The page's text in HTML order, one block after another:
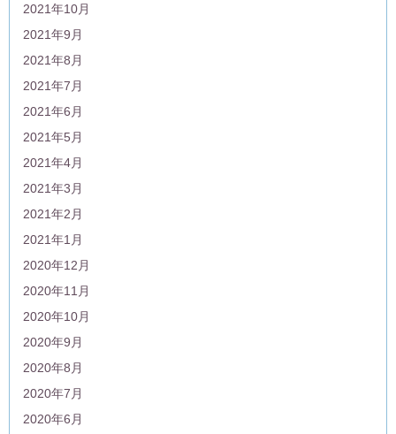
2021年10月
2021年9月
2021年8月
2021年7月
2021年6月
2021年5月
2021年4月
2021年3月
2021年2月
2021年1月
2020年12月
2020年11月
2020年10月
2020年9月
2020年8月
2020年7月
2020年6月